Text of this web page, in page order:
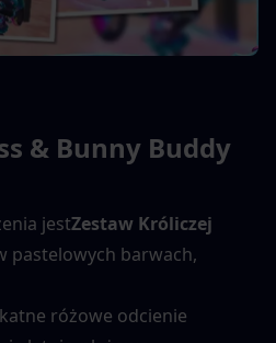
& Bunny Buddy
jestZestaw Króliczej
pastelowych barwach,
różowe odcienie